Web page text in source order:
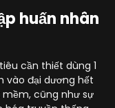
huấn nhân
cần thiết dùng 1
vào đại dương hết
mềm, cũng như sự